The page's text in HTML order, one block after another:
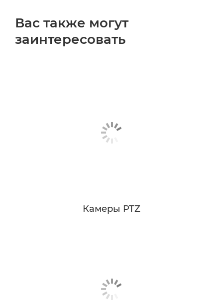
Вас также могут
заинтересовать
Камеры PTZ